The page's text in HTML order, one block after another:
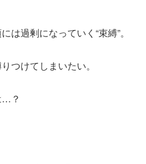
過剰になっていく“束縛”。
つけてしまいたい。
…？